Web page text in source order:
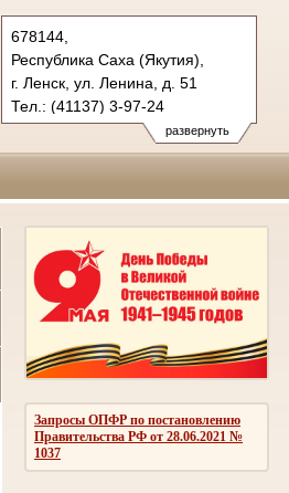
развернуть
678144,
Республика Саха (Якутия),
г. Ленск, ул. Ленина, д. 51
Тел.: (41137) 3-97-24
lensk.jak@sudrf.ru
Запросы ОПФР по постановлению
Правительства РФ от 28.06.2021 №
1037